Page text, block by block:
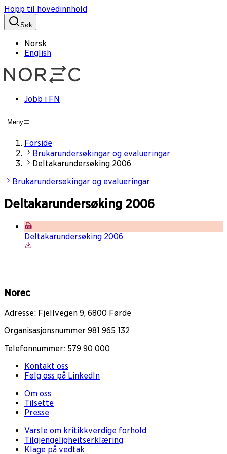
Hopp til hovedinnhold
Søk
Norsk
English
Jobb i FN
Meny
Forside
Brukarundersøkingar og evalueringar
Deltakarundersøking 2006
Brukarundersøkingar og evalueringar
Deltakarundersøking 2006
Deltakarundersøking 2006
Norec
Adresse: Fjellvegen 9, 6800 Førde
Organisasjonsnummer 981 965 132
Telefonnummer: 579 90 000
Kontakt oss
Følg oss på LinkedIn
Om oss
Tilsette
Presse
Varsle om kritikkverdige forhold
Tilgjengeligheitserklæring
Klage på vedtak